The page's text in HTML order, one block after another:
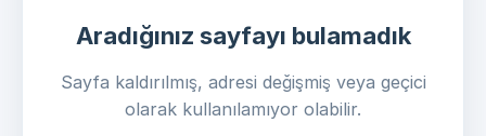
Aradığınız sayfayı bulamadık
Sayfa kaldırılmış, adresi değişmiş veya geçici
olarak kullanılamıyor olabilir.